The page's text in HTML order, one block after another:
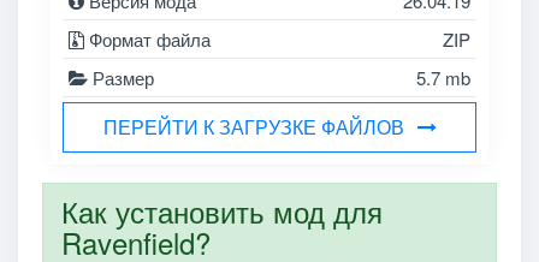
Формат файла
ZIP
Размер
5.7 mb
ПЕРЕЙТИ К ЗАГРУЗКЕ ФАЙЛОВ
Как установить мод для
Ravenfield?